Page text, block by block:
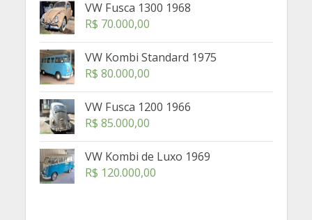
VW Fusca 1300 1968
R$ 70.000,00
VW Kombi Standard 1975
R$ 80.000,00
VW Fusca 1200 1966
R$ 85.000,00
VW Kombi de Luxo 1969
R$ 120.000,00